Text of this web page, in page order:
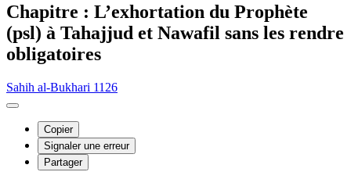
Chapitre : L’exhortation du Prophète
(psl) à Tahajjud et Nawafil sans les rendre
obligatoires
Sahih al-Bukhari 1126
Copier
Signaler une erreur
Partager